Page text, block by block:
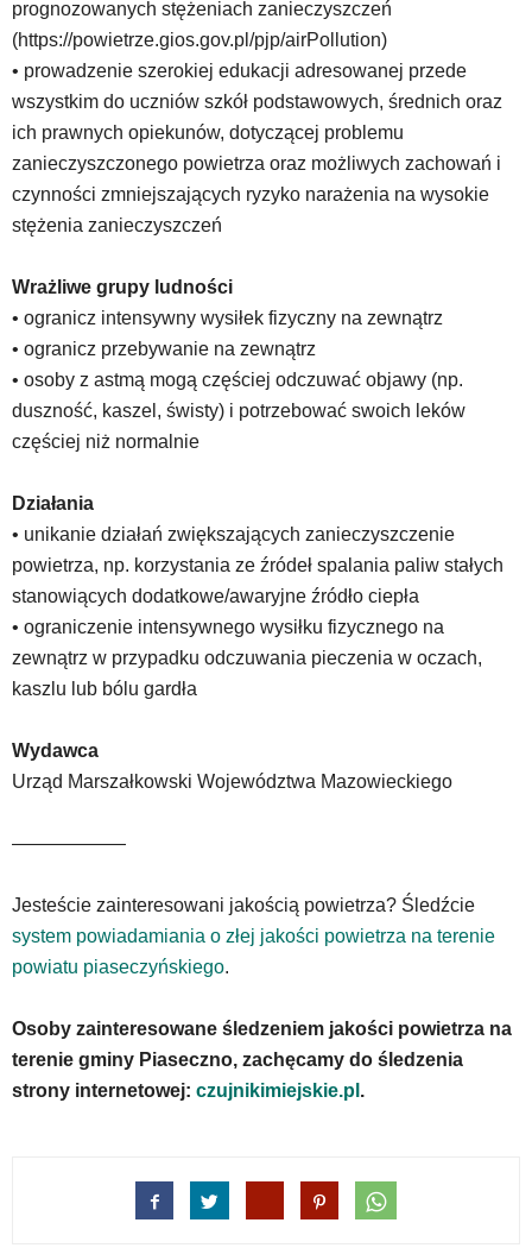
prognozowanych stężeniach zanieczyszczeń
(https://powietrze.gios.gov.pl/pjp/airPollution)
• prowadzenie szerokiej edukacji adresowanej przede
wszystkim do uczniów szkół podstawowych, średnich oraz
ich prawnych opiekunów, dotyczącej problemu
zanieczyszczonego powietrza oraz możliwych zachowań i
czynności zmniejszających ryzyko narażenia na wysokie
stężenia zanieczyszczeń
Wrażliwe grupy ludności
• ogranicz intensywny wysiłek fizyczny na zewnątrz
• ogranicz przebywanie na zewnątrz
• osoby z astmą mogą częściej odczuwać objawy (np.
duszność, kaszel, świsty) i potrzebować swoich leków
częściej niż normalnie
Działania
• unikanie działań zwiększających zanieczyszczenie
powietrza, np. korzystania ze źródeł spalania paliw stałych
stanowiących dodatkowe/awaryjne źródło ciepła
• ograniczenie intensywnego wysiłku fizycznego na
zewnątrz w przypadku odczuwania pieczenia w oczach,
kaszlu lub bólu gardła
Wydawca
Urząd Marszałkowski Województwa Mazowieckiego
——————
Jesteście zainteresowani jakością powietrza? Śledźcie
system powiadamiania o złej jakości powietrza na terenie
powiatu piaseczyńskiego.
Osoby zainteresowane śledzeniem jakości powietrza na
terenie gminy Piaseczno, zachęcamy do śledzenia
strony internetowej: czujnikimiejskie.pl .